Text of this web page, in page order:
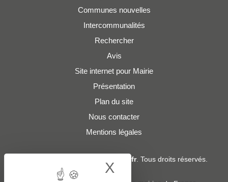
Communes nouvelles
Intercommunalités
Rechercher
Avis
Site internet pour Mairie
Présentation
Plan du site
Nous contacter
Mentions légales
Adresses-Mairies.fr. Tous droits réservés.
Services :
X